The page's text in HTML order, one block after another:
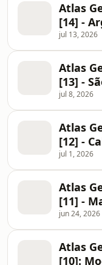
Atlas
[14] -
jul 13, 2026
Atlas
[13] -
jul 8, 2026
Atlas
[12] -
jul 1, 2026
Atlas
[11] -
jun 24, 2026
Atlas
[10]: